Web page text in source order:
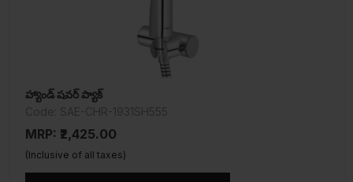
హ్యాండ్ షవర్ ప్యాక్
MRP: ₹2,425.00
(Inclusive of all taxes)